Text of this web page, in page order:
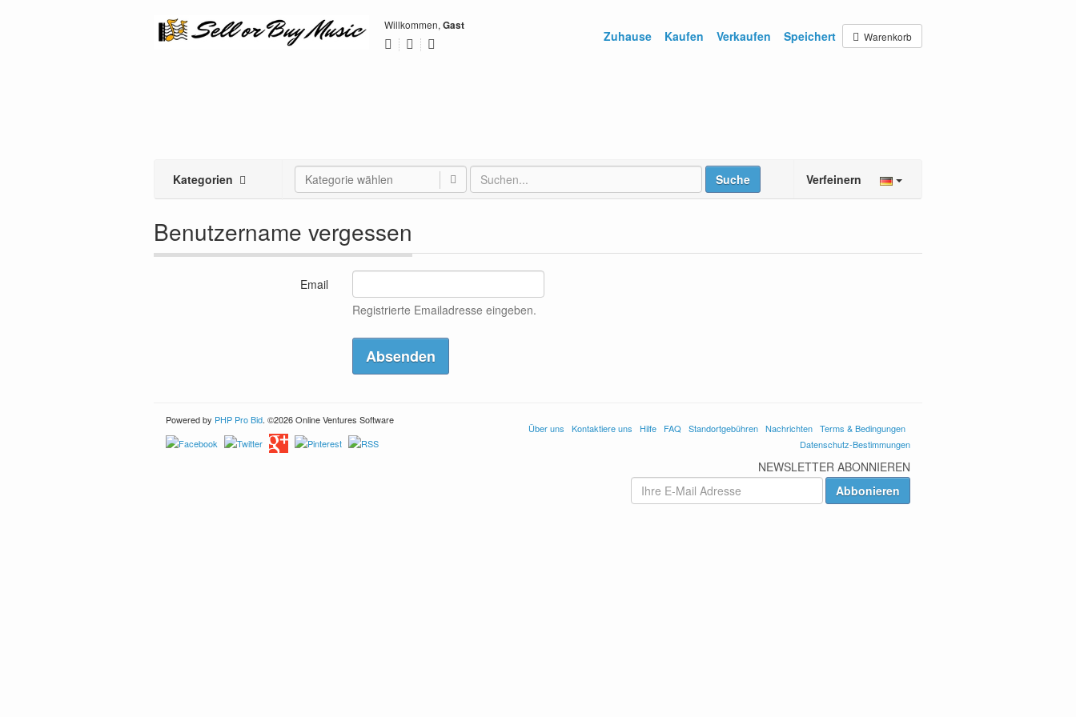
Willkommen, Gast
Zuhause Kaufen Verkaufen Speichert Warenkorb
Kategorien Kategorie wählen Suche Verfeinern
Benutzername vergessen
Email
Registrierte Emailadresse eingeben.
Powered by PHP Pro Bid. ©2026 Online Ventures Software
Über uns Kontaktiere uns Hilfe FAQ Standortgebühren Nachrichten Terms & Bedingungen
Datenschutz-Bestimmungen
NEWSLETTER ABONNIEREN
Abbonieren